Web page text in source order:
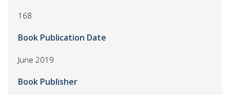
168
Book Publication Date
June 2019
Book Publisher